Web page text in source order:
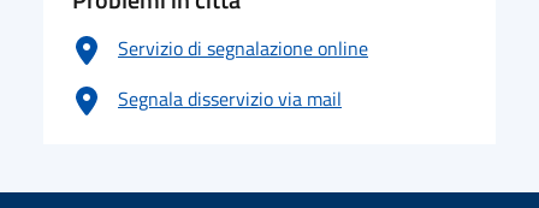
Servizio di segnalazione online
Segnala disservizio via mail